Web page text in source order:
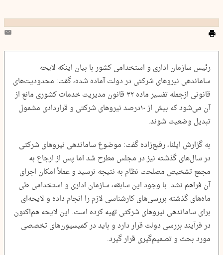
رئیس سازمان اداری و استخدامی کشور با بیان اینکه لایحه
ساماندهی نیروهای شرکتی در دولت آماده شده، گفت: محدودیت‌های
قانونی ازجمله تفسیر ماده ۳۲ قانون مدیریت خدمات کشوری مانع از
آن می‌شود که بیش از ۱۰درصد نیروهای شرکتی و قراردادی مشمول
تبدیل وضعیت شوند.
به گزارش ایلنا، رفیع‌زاده گفت: موضوع ساماندهی نیروهای شرکتی
در سال‌های گذشته نیز در مجلس مطرح شد اما پس از ارجاع به
مجمع تشخیص مصلحت نظام به نتیجه نرسید و عملاً امکان اجرای
آن فراهم نشد. با وجود این سابقه، سازمان اداری و استخدامی طی
ماه‌های گذشته بررسی‌های کارشناسی لازم را انجام داده و لایحه‌ای
برای ساماندهی نیروهای شرکتی تهیه کرده است. این لایحه هم‌اکنون
در فرآیند بررسی دولت قرار دارد و باید در کمیسیون‌های تخصصی
مورد بحث و تصمیم‌گیری قرار گیرد.